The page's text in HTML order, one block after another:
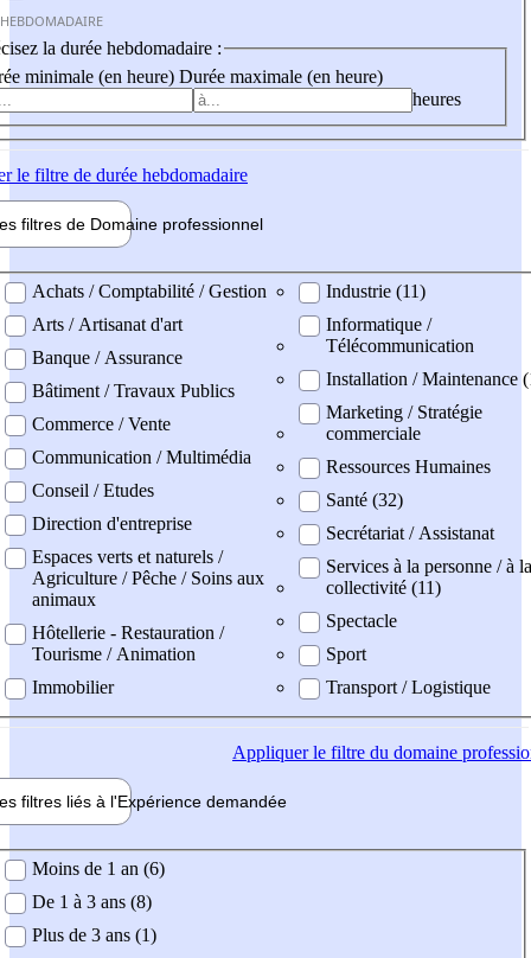
la durée hebdomadaire :
minimale (en heure) Durée maximale (en heure)
heures
le filtre de durée hebdomadaire
filtres de Domaine professionnel
professionel
Achats / Comptabilité / Gestion
Arts / Artisanat d'art
Banque / Assurance
Bâtiment / Travaux Publics
Commerce / Vente
Communication / Multimédia
Conseil / Etudes
Direction d'entreprise
Espaces verts et naturels /
Agriculture / Pêche / Soins aux
animaux
Hôtellerie - Restauration /
Tourisme / Animation
Immobilier
Industrie (11)
Informatique /
Télécommunication
Installation / Maintenance
Marketing / Stratégie
commerciale
Ressources Humaines
Santé (32)
Secrétariat / Assistanat
Services à la personne / à la
collectivité (11)
Spectacle
Sport
Transport / Logistique
Appliquerle filtre du domaine
filtres liés à l'Expérience demandée
demandée
Moins de 1 an (6)
De 1 à 3 ans (8)
Plus de 3 ans (1)